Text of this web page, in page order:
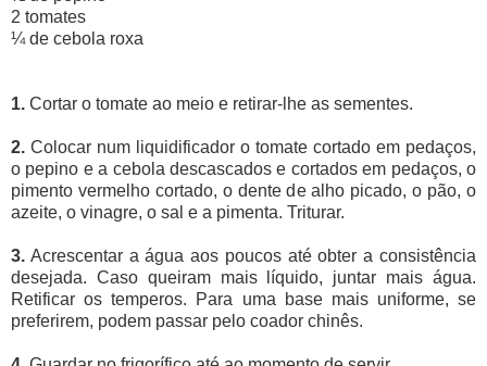
2 tomates
¼ de cebola roxa
1. Cortar o tomate ao meio e retirar-lhe as sementes.
2. Colocar num liquidificador o tomate cortado em pedaços,
o pepino e a cebola descascados e cortados em pedaços, o
pimento vermelho cortado, o dente de alho picado, o pão, o
azeite, o vinagre, o sal e a pimenta. Triturar.
3. Acrescentar a água aos poucos até obter a consistência
desejada. Caso queiram mais líquido, juntar mais água.
Retificar os temperos. Para uma base mais uniforme, se
preferirem, podem passar pelo coador chinês.